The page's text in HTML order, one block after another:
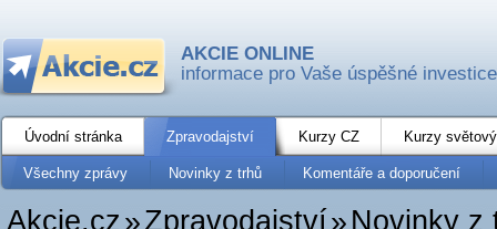
AKCIE ONLINE
informace pro Vaše úspěšné investice
Úvodní stránka Zpravodajství Kurzy CZ Kurzy
Všechny zprávy Novinky z trhů Komentáře a doporučení
Akcie.cz»Zpravodajství» Novinky z